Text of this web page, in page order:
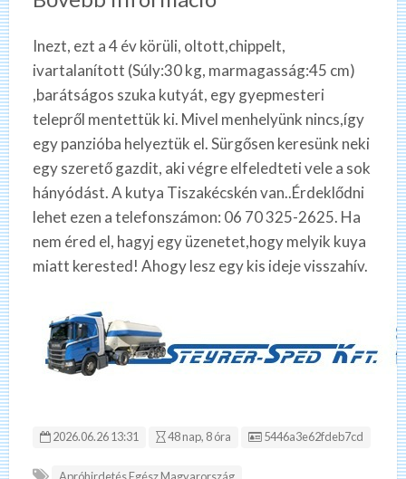
Inezt, ezt a 4 év körüli, oltott,chippelt,
ivartalanított (Súly:30 kg, marmagasság:45 cm)
,barátságos szuka kutyát, egy gyepmesteri
telepről mentettük ki. Mivel menhelyünk nincs,így
egy panzióba helyeztük el. Sürgősen keresünk neki
egy szerető gazdit, aki végre elfeledteti vele a sok
hányódást. A kutya Tiszakécskén van..Érdeklődni
lehet ezen a telefonszámon: 06 70 325-2625. Ha
nem éred el, hagyj egy üzenetet,hogy melyik kuya
miatt kerested! Ahogy lesz egy kis ideje visszahív.
2026.06.26 13:31 48 nap, 8 óra Hirdetés ID:
5446a3e62fdeb7cd
Apróhirdetés Egész Magyarország